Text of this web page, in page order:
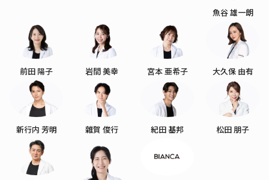
魚谷 雄一朗
前田 陽子 岩間 美幸 宮本 亜希子 大久保 由有
新行内 芳明 雜賀 俊行 紀田 基邦 松田 朋子